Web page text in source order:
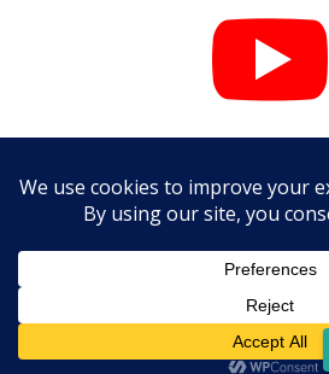

